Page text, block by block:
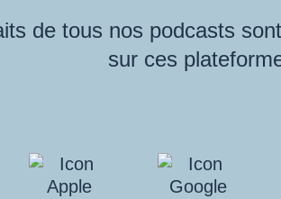
de tous nos podcasts
sur ces